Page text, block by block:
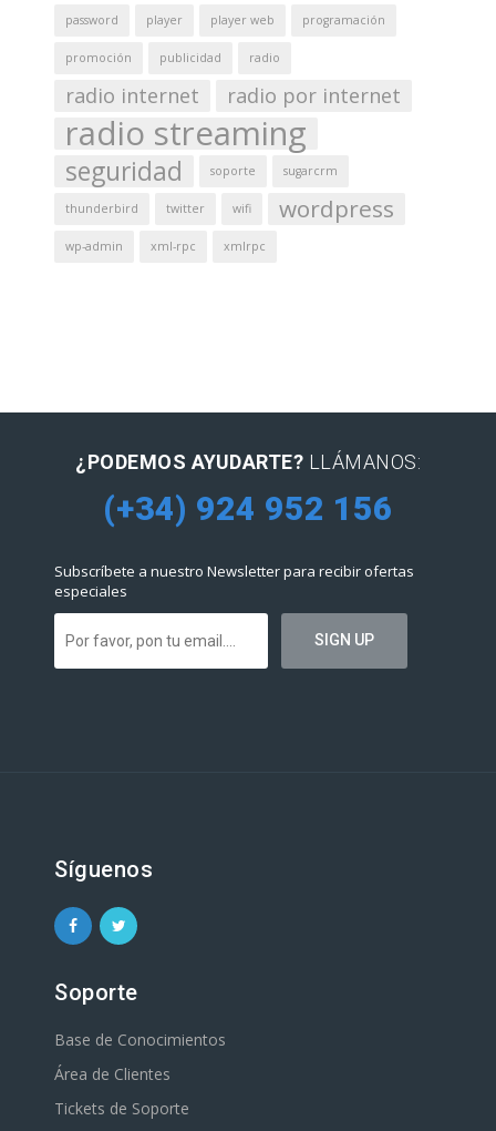
password player player web programación
promoción publicidad radio
radio internet radio por internet
radio streaming
seguridad soporte sugarcrm
thunderbird twitter wifi wordpress
wp-admin xml-rpc xmlrpc
¿PODEMOS AYUDARTE? LLÁMANOS:
(+34) 924 952 156
Subscríbete a nuestro Newsletter para recibir ofertas
especiales
Síguenos
Soporte
Base de Conocimientos
Área de Clientes
Tickets de Soporte